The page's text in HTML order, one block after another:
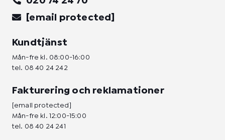
[email protected]
Kundtjänst
Mån-fre kl. 08:00-16:00
tel. 08 40 24 242
Fakturering och reklamationer
[email protected]
Mån-fre kl. 12:00-15:00
tel. 08 40 24 241